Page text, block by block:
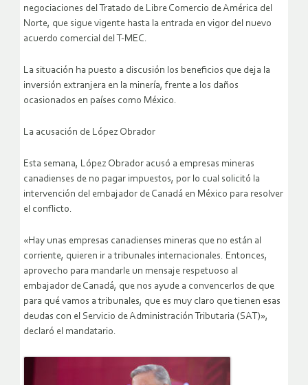
negociaciones del Tratado de Libre Comercio de América del
Norte, que sigue vigente hasta la entrada en vigor del nuevo
acuerdo comercial del T-MEC.
La situación ha puesto a discusión los beneficios que deja la
inversión extranjera en la minería, frente a los daños
ocasionados en países como México.
La acusación de López Obrador
Esta semana, López Obrador acusó a empresas mineras
canadienses de no pagar impuestos, por lo cual solicitó la
intervención del embajador de Canadá en México para resolver
el conflicto.
«Hay unas empresas canadienses mineras que no están al
corriente, quieren ir a tribunales internacionales. Entonces,
aprovecho para mandarle un mensaje respetuoso al
embajador de Canadá, que nos ayude a convencerlos de que
para qué vamos a tribunales, que es muy claro que tienen esas
deudas con el Servicio de Administración Tributaria (SAT)»,
declaró el mandatario.